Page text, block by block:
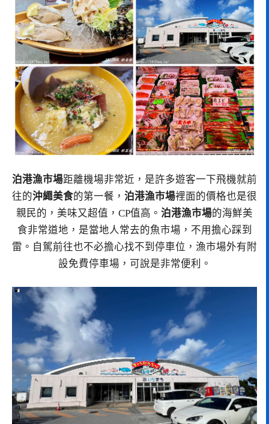
泊港漁市場距離機場非常近，是許多遊客一下飛機就前
往的沖繩美食的第一餐， 泊港漁市場裡面的價格也是很
親民的，美味又超值，CP值高。 泊港漁市場的海鮮美
食非常道地，是當地人常去的魚市場，不用擔心踩到
雷。自駕前往也不必擔心找不到停車位，漁市場外有附
設免費停車場，可說是非常便利。